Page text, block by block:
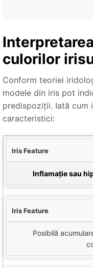
culorilor
Conform teoriei
modele din iris pot
predispoziții. Iată cum
caracteristici:
iridologiei
Inflamație sau
Posibilă